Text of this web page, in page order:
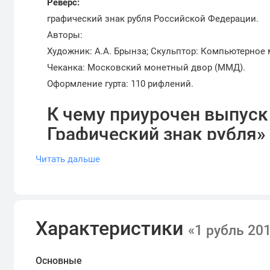
Реверс:
графический знак рубля Российской Федерации.
Авторы:
Художник: А.A. Брынза; Скульптор: Компьютерное
Чеканка: Московский монетный двор (ММД).
Оформление гурта: 110 рифлений.
К чему приурочен
Графический знак рубля»
Начиная с 1990-х годов выдвигались
который можно сегодня увидеть на монете. Его
Читать дальше
Характеристики «1 рубль
Основные